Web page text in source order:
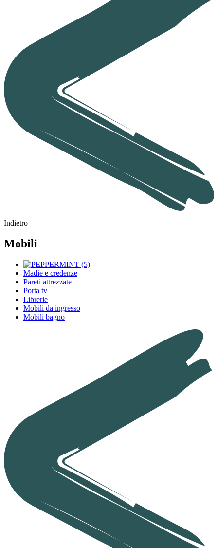
Indietro
Mobili
Madie e credenze
Pareti attrezzate
Porta tv
Librerie
Mobili da ingresso
Mobili bagno